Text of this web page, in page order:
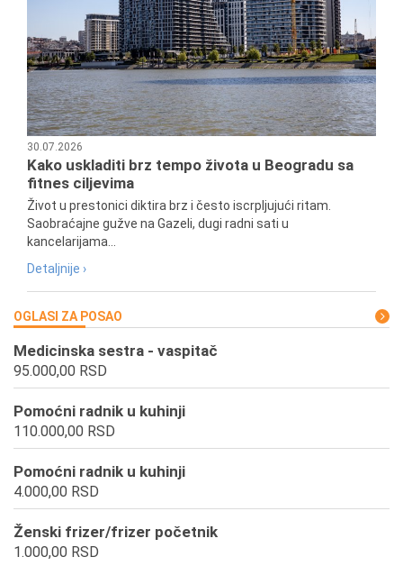
30.07.2026
Kako uskladiti brz tempo života u Beogradu sa
fitnes ciljevima
Život u prestonici diktira brz i često iscrpljujući ritam.
Saobraćajne gužve na Gazeli, dugi radni sati u
kancelarijama...
Detaljnije ›
OGLASI ZA POSAO
Medicinska sestra - vaspitač
95.000,00 RSD
Pomoćni radnik u kuhinji
110.000,00 RSD
Pomoćni radnik u kuhinji
4.000,00 RSD
Ženski frizer/frizer početnik
1.000,00 RSD